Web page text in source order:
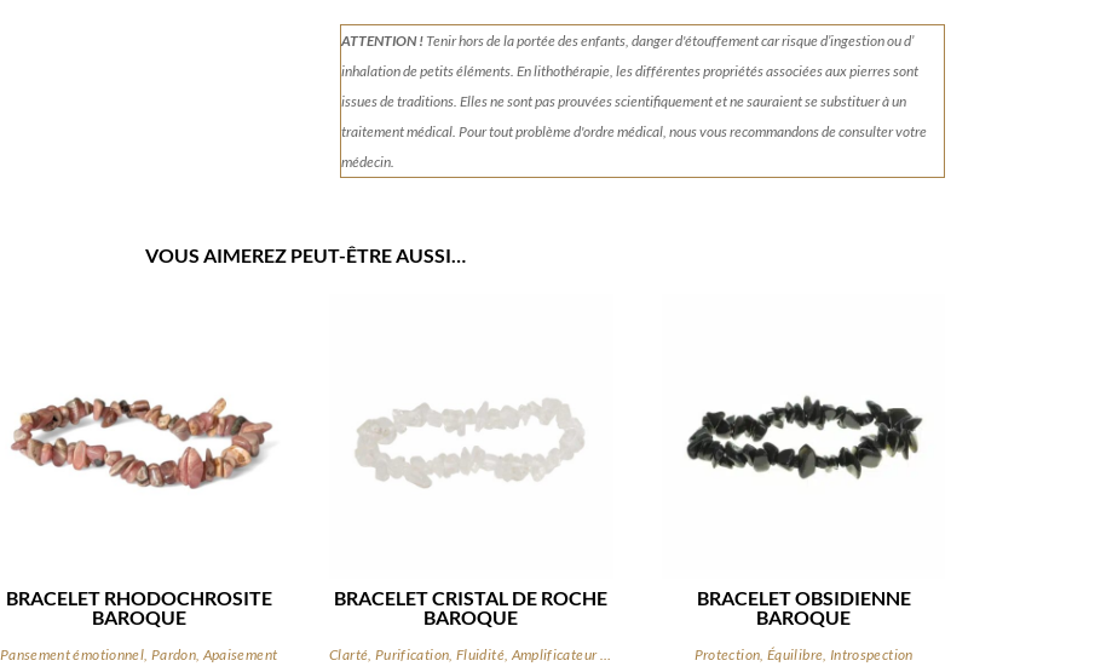
ATTENTION !Tenirhors de la portée des enfants, danger d'étouffement car risque d’ingestion ou d’
inhalation de petits éléments.En lithothérapie, les différentes propriétés associées aux pierres sont
issues de traditions. Elles ne sont pas prouvées scientifiquement et ne sauraient se substituer à un
traitement médical. Pour tout problème d'ordre médical, nous vous recommandons de consulter votre
médecin.
VOUS AIMEREZ PEUT-ÊTRE AUSSI…
BRACELET RHODOCHROSITE
BAROQUE
Pansement émotionnel, Pardon, Apaisement
BRACELET CRISTAL DE ROCHE
BAROQUE
BRACELET OBSIDIENNE
BAROQUE
Protection, Équilibre, Introspection